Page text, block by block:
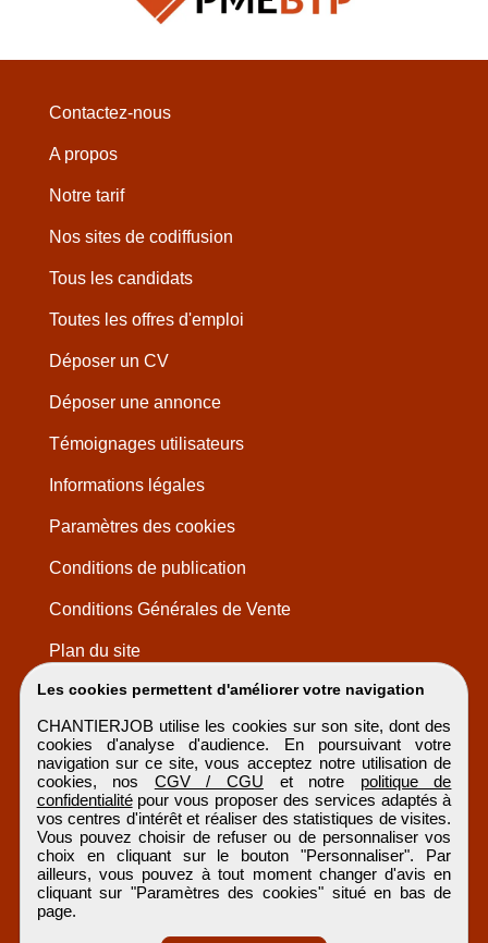
Les cookies permettent d'améliorer votre navigation
CHANTIERJOB utilise les cookies sur son site, dont des
cookies d'analyse d'audience. En poursuivant votre
navigation sur ce site, vous acceptez notre utilisation de
cookies, nos CGV / CGU et notre politique de
confidentialitépour vous proposer des services adaptés à
vos centres d'intérêt et réaliser des statistiques de visites.
Vous pouvez choisir de refuser ou de personnaliser vos
choix en cliquant sur le bouton "Personnaliser". Par
ailleurs, vous pouvez à tout moment changer d'avis en
cliquant sur "Paramètres des cookies" situé en bas de
page.
Contactez-nous
A propos
Notre tarif
Nos sites de codiffusion
Tous les candidats
Toutes les offres d'emploi
Déposer un CV
Déposer une annonce
Témoignages utilisateurs
Informations légales
Paramètres des cookies
Conditions de publication
Conditions Générales de Vente
Plan du site